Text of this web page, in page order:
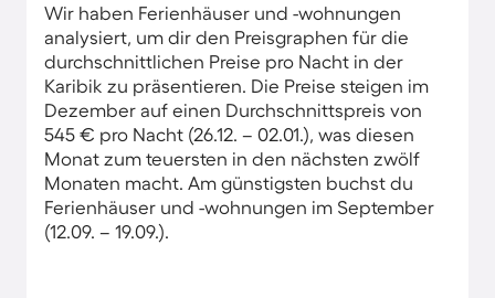
Wir haben Ferienhäuser und -wohnungen
analysiert, um dir den Preisgraphen für die
durchschnittlichen Preise pro Nacht in der
Karibik zu präsentieren. Die Preise steigen im
Dezember auf einen Durchschnittspreis von
545 € pro Nacht (26.12. – 02.01.), was diesen
Monat zum teuersten in den nächsten zwölf
Monaten macht. Am günstigsten buchst du
Ferienhäuser und -wohnungen im September
(12.09. – 19.09.).